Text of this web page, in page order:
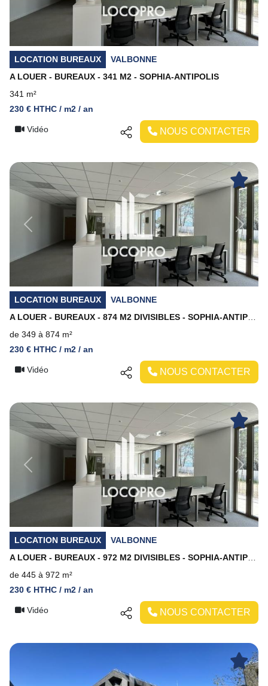
LOCATION BUREAUX
VALBONNE
A LOUER - BUREAUX - 341 M2 - SOPHIA-ANTIPOLIS
341 m²
230 € HTHC / m2 / an
Vidéo NOUS CONTACTER
Previous Next
LOCATION BUREAUX
VALBONNE
de 349 à 874 m²
230 € HTHC / m2 / an
Vidéo NOUS CONTACTER
Previous Next
LOCATION BUREAUX
VALBONNE
de 445 à 972 m²
230 € HTHC / m2 / an
Vidéo NOUS CONTACTER